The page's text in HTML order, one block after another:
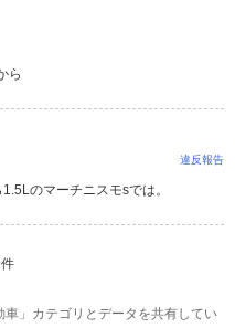
ら
違反報告
のマーチニスモsでは。
件
車」カテゴリとデータを共有してい